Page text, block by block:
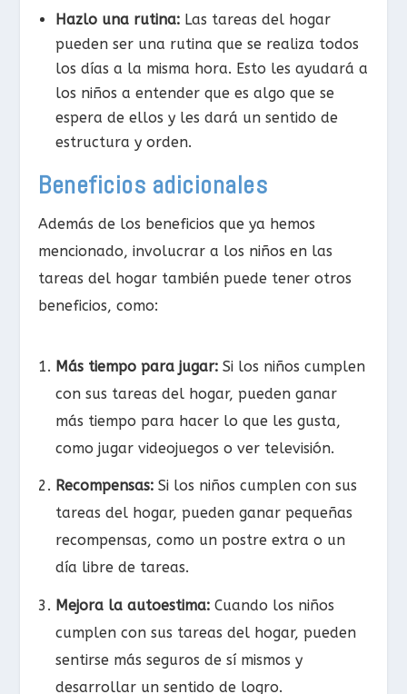
Hazlo una rutina:Las tareas del hogar
pueden ser una rutina que se realiza todos
los días a la misma hora. Esto les ayudará a
los niños a entender que es algo que se
espera de ellos y les dará un sentido de
estructura y orden.
Beneficios adicionales
Además de los beneficios que ya hemos
mencionado, involucrar a los niños en las
tareas del hogar también puede tener otros
beneficios, como:
Más tiempo para jugar: Si los niños cumplen
con sus tareas del hogar, pueden ganar
más tiempo para hacer lo que les gusta,
como jugar videojuegos o ver televisión.
Recompensas: Si los niños cumplen con sus
tareas del hogar, pueden ganar pequeñas
recompensas, como un postre extra o un
día libre de tareas.
Mejora la autoestima:Cuando los niños
cumplen con sus tareas del hogar, pueden
sentirse más seguros de sí mismos y
desarrollar un sentido de logro.